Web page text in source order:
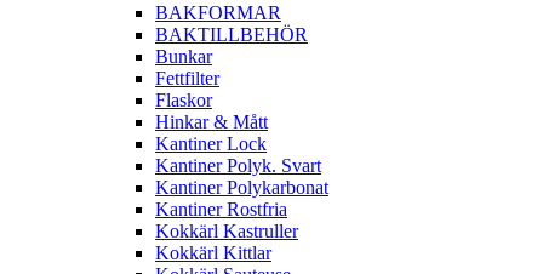
BAKFORMAR
BAKTILLBEHÖR
Bunkar
Fettfilter
Flaskor
Hinkar & Mått
Kantiner Lock
Kantiner Polyk. Svart
Kantiner Polykarbonat
Kantiner Rostfria
Kokkärl Kastruller
Kokkärl Kittlar